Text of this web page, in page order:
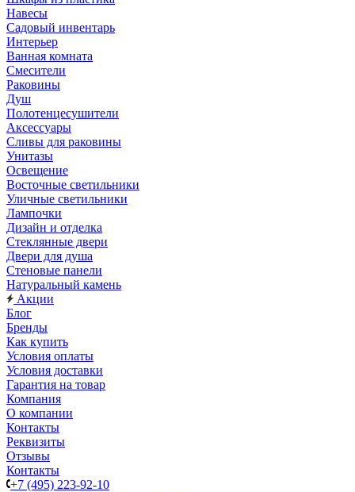
Навесы
Садовый инвентарь
Интерьер
Ванная комната
Смесители
Раковины
Душ
Полотенцесушители
Аксессуары
Сливы для раковины
Унитазы
Освещение
Восточные светильники
Уличные светильники
Лампочки
Дизайн и отделка
Стеклянные двери
Двери для душа
Стеновые панели
Натуральный камень
Акции
Блог
Бренды
Как купить
Условия оплаты
Условия доставки
Гарантия на товар
Компания
О компании
Контакты
Реквизиты
Отзывы
Контакты
+7 (495) 223-92-10